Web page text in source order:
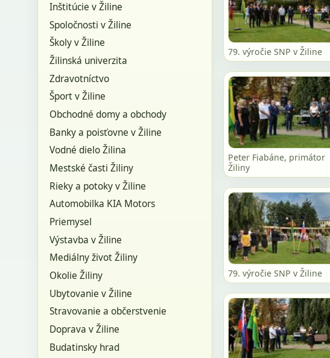
Inštitúcie v Žiline
Spoločnosti v Žiline
Školy v Žiline
Žilinská univerzita
Zdravotníctvo
Šport v Žiline
Obchodné domy a obchody
Banky a poisťovne v Žiline
Vodné dielo Žilina
Mestské časti Žiliny
Rieky a potoky v Žiline
Automobilka KIA Motors
Priemysel
Výstavba v Žiline
Mediálny život Žiliny
Okolie Žiliny
Ubytovanie v Žiline
Stravovanie a občerstvenie
Doprava v Žiline
Budatinsky hrad
79. výročie SNP v Žiline
Peter Fiabáne, primátor
Žiliny
79. výročie SNP v Žiline